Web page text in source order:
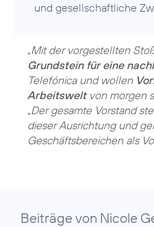
„Mit der vorgestellten
Grundstein für eine
Telefónica und wollen
Arbeitsweltvon morgen
„Der gesamte Vorstand
dieser Ausrichtung und
Geschäftsbereichen als
Beiträge von Nicole